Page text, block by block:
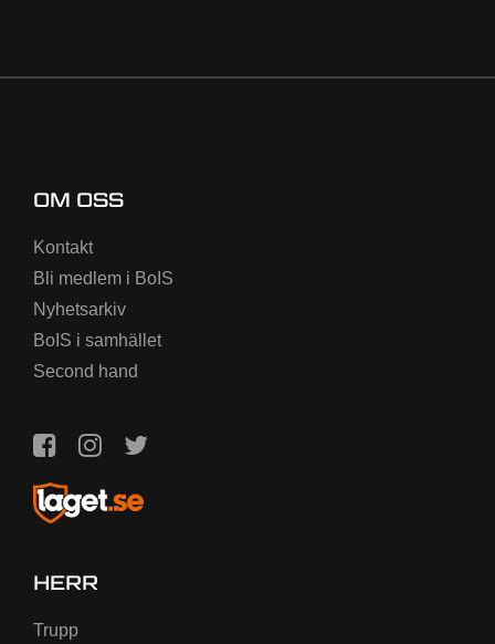
OM OSS
Kontakt
Bli medlem i BoIS
Nyhetsarkiv
BoIS i samhället
Second hand
HERR
Trupp